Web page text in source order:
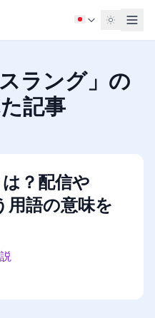
ラング」の
記事
は？配信や
用語の意味を